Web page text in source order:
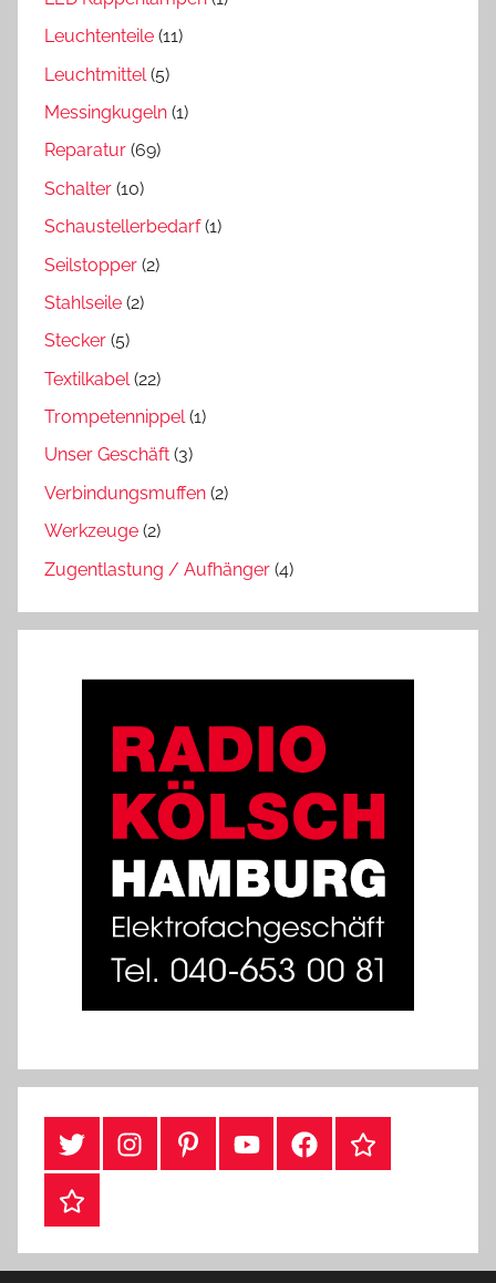
Leuchtenteile (11)
Leuchtmittel (5)
Messingkugeln (1)
Reparatur (69)
Schalter (10)
Schaustellerbedarf(1)
Seilstopper (2)
Stahlseile (2)
Stecker (5)
Textilkabel (22)
Trompetennippel(1)
Unser Geschäft (3)
Verbindungsmuffen (2)
Werkzeuge (2)
Zugentlastung / Aufhänger (4)
#TwitterInstagramPinterestYouTubeFacebookTikTok
Webshop